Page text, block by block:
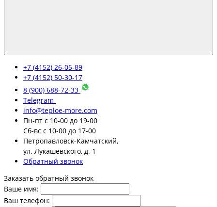
+7 (4152) 26-05-89
+7 (4152) 50-30-17
8 (900) 688-72-33
Telegram
info@teploe-more.com
Пн-пт с 10-00 до 19-00
Сб-вс с 10-00 до 17-00
Петропавловск-Камчатский,
ул. Лукашевского, д. 1
Обратный звонок
Заказать обратный звонок
Ваше имя:
Ваш телефон: